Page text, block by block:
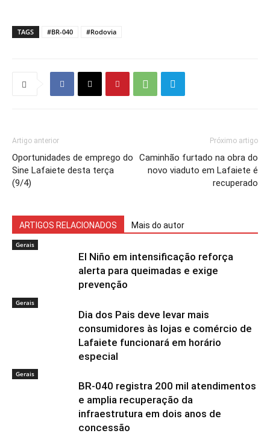
TAGS #BR-040 #Rodovia
Artigo anterior
Oportunidades de emprego do
Sine Lafaiete desta terça
(9/4)
Próximo artigo
Caminhão furtado na obra do
novo viaduto em Lafaiete é
recuperado
ARTIGOS RELACIONADOS Mais do autor
Gerais
El Niño em intensificação reforça
alerta para queimadas e exige
prevenção
Gerais
Dia dos Pais deve levar mais
consumidores às lojas e comércio de
Lafaiete funcionará em horário
especial
Gerais
BR-040 registra 200 mil atendimentos
e amplia recuperação da
infraestrutura em dois anos de
concessão